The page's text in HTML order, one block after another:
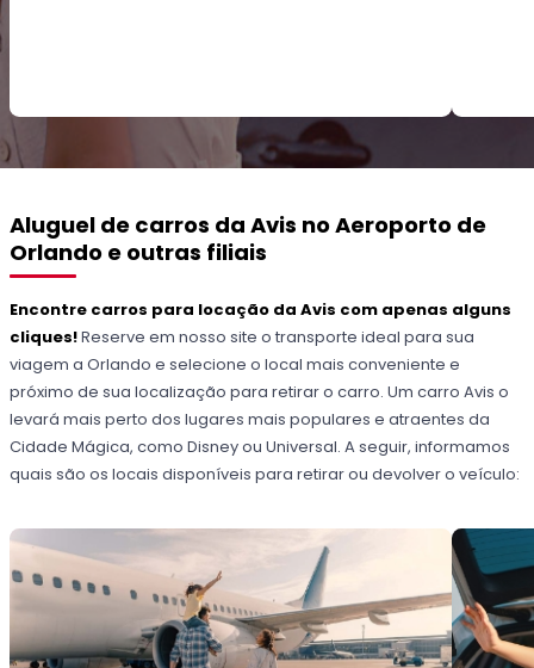
Aluguel de carros da Avis no Aeroporto de
Orlando e outras filiais
Encontre carros para locação da Avis com apenas alguns
cliques!Reserve em nosso site o transporte ideal para sua
viagem a Orlando e selecione o local mais conveniente e
próximo de sua localização para retirar o carro. Um carro Avis o
levará mais perto dos lugares mais populares e atraentes da
Cidade Mágica, como Disney ou Universal. A seguir, informamos
quais são os locais disponíveis para retirar ou devolver o veículo: